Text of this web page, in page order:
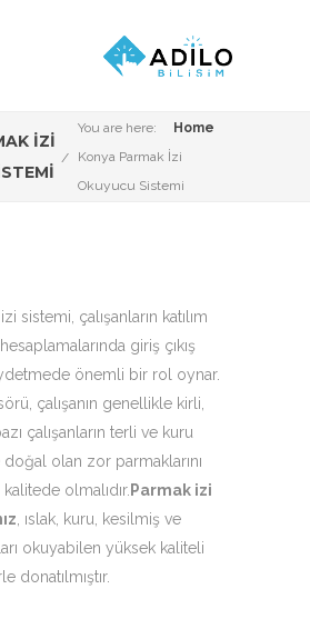
İZI
You are here:
Home
Konya Parmak İzi
Okuyucu Sistemi
sistemi, çalışanların katılım
giriş çıkış
önemli bir rol oynar.
çalışanın genellikle kirli,
çalışanların terli ve kuru
doğal olan zor parmaklarını
olmalıdır. Parmak izi
, ıslak, kuru, kesilmiş ve
okuyabilen yüksek kaliteli
donatılmıştır.